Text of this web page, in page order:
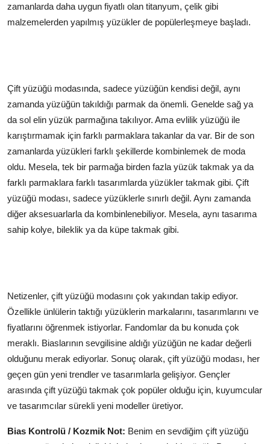
zamanlarda daha uygun fiyatlı olan titanyum, çelik gibi
malzemelerden yapılmış yüzükler de popülerleşmeye başladı.
Çift yüzüğü modasında, sadece yüzüğün kendisi değil, aynı
zamanda yüzüğün takıldığı parmak da önemli. Genelde sağ ya
da sol elin yüzük parmağına takılıyor. Ama evlilik yüzüğü ile
karıştırmamak için farklı parmaklara takanlar da var. Bir de son
zamanlarda yüzükleri farklı şekillerde kombinlemek de moda
oldu. Mesela, tek bir parmağa birden fazla yüzük takmak ya da
farklı parmaklara farklı tasarımlarda yüzükler takmak gibi. Çift
yüzüğü modası, sadece yüzüklerle sınırlı değil. Aynı zamanda
diğer aksesuarlarla da kombinlenebiliyor. Mesela, aynı tasarıma
sahip kolye, bileklik ya da küpe takmak gibi.
Netizenler, çift yüzüğü modasını çok yakından takip ediyor.
Özellikle ünlülerin taktığı yüzüklerin markalarını, tasarımlarını ve
fiyatlarını öğrenmek istiyorlar. Fandomlar da bu konuda çok
meraklı. Biaslarının sevgilisine aldığı yüzüğün ne kadar değerli
olduğunu merak ediyorlar. Sonuç olarak, çift yüzüğü modası, her
geçen gün yeni trendler ve tasarımlarla gelişiyor. Gençler
arasında çift yüzüğü takmak çok popüler olduğu için, kuyumcular
ve tasarımcılar sürekli yeni modeller üretiyor.
Bias Kontrolü / Kozmik Not: Benim en sevdiğim çift yüzüğü